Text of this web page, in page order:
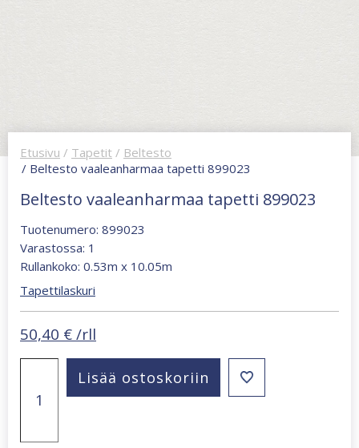
Etusivu / Tapetit / Beltesto
/ Beltesto vaaleanharmaa tapetti 899023
Beltesto vaaleanharmaa tapetti 899023
Tuotenumero: 899023
Varastossa: 1
Rullankoko: 0.53m x 10.05m
Tapettilaskuri
50,40 € /rll
vaaleanharmaa
tapetti
Lisää ostoskoriin